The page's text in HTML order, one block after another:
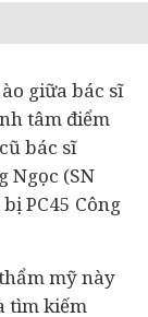
giữa bác sĩ
tâm điểm
bác sĩ
Ngọc (SN
PC45 Công
mỹ này
tìm kiếm